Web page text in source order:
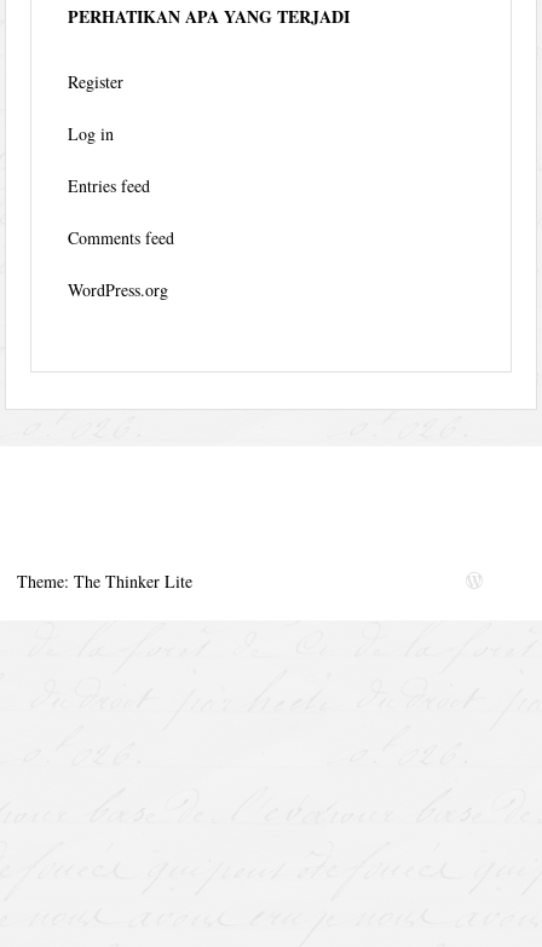
PERHATIKAN APA YANG TERJADI
Register
Log in
Entries feed
Comments feed
WordPress.org
Theme: The Thinker Lite